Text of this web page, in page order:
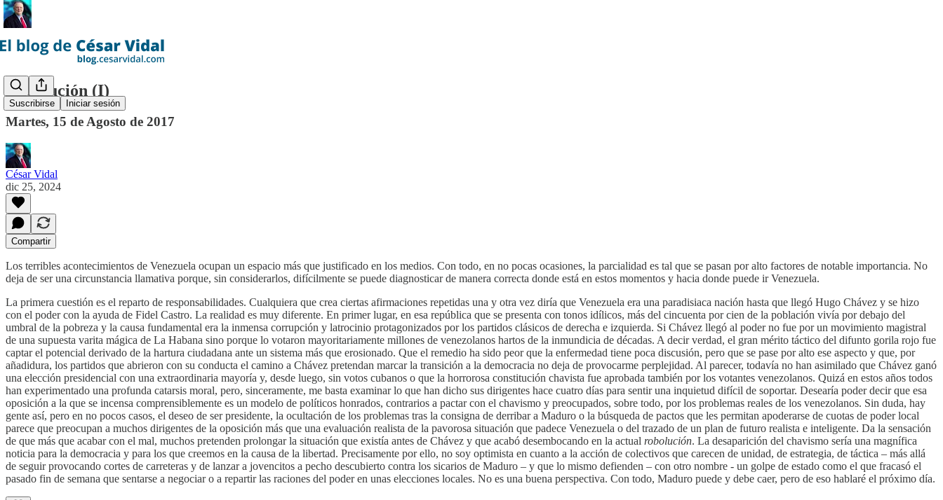
Suscribirse Iniciar sesión
Robolución (I)
Martes, 15 de Agosto de 2017
César Vidal
dic 25, 2024
Compartir
Los terribles acontecimientos de Venezuela ocupan un espacio más que justificado en los medios. Con todo, en no pocas ocasiones, la parcialidad es tal que se pasan por alto factores de notable importancia. No
deja de ser una circunstancia llamativa porque, sin considerarlos, difícilmente se puede diagnosticar de manera correcta donde está en estos momentos y hacia donde puede ir Venezuela.
La primera cuestión es el reparto de responsabilidades. Cualquiera que crea ciertas afirmaciones repetidas una y otra vez diría que Venezuela era una paradisiaca nación hasta que llegó Hugo Chávez y se hizo
con el poder con la ayuda de Fidel Castro. La realidad es muy diferente. En primer lugar, en esa república que se presenta con tonos idílicos, más del cincuenta por cien de la población vivía por debajo del
umbral de la pobreza y la causa fundamental era la inmensa corrupción y latrocinio protagonizados por los partidos clásicos de derecha e izquierda. Si Chávez llegó al poder no fue por un movimiento magistral
de una supuesta varita mágica de La Habana sino porque lo votaron mayoritariamente millones de venezolanos hartos de la inmundicia de décadas. A decir verdad, el gran mérito táctico del difunto gorila rojo fue
captar el potencial derivado de la hartura ciudadana ante un sistema más que erosionado. Que el remedio ha sido peor que la enfermedad tiene poca discusión, pero que se pase por alto ese aspecto y que, por
añadidura, los partidos que abrieron con su conducta el camino a Chávez pretendan marcar la transición a la democracia no deja de provocarme perplejidad. Al parecer, todavía no han asimilado que Chávez ganó
una elección presidencial con una extraordinaria mayoría y, desde luego, sin votos cubanos o que la horrorosa constitución chavista fue aprobada también por los votantes venezolanos. Quizá en estos años todos
han experimentado una profunda catarsis moral, pero, sinceramente, me basta examinar lo que han dicho sus dirigentes hace cuatro días para sentir una inquietud difícil de soportar. Desearía poder decir que esa
oposición a la que se incensa comprensiblemente es un modelo de políticos honrados, contrarios a pactar con el chavismo y preocupados, sobre todo, por los problemas reales de los venezolanos. Sin duda, hay
gente así, pero en no pocos casos, el deseo de ser presidente, la ocultación de los problemas tras la consigna de derribar a Maduro o la búsqueda de pactos que les permitan apoderarse de cuotas de poder local
parece que preocupan a muchos dirigentes de la oposición más que una evaluación realista de la pavorosa situación que padece Venezuela o del trazado de un plan de futuro realista e inteligente. Da la sensación
de que más que acabar con el mal, muchos pretenden prolongar la situación que existía antes de Chávez y que acabó desembocando en la actual robolución. La desaparición del chavismo sería una magnífica
noticia para la democracia y para los que creemos en la causa de la libertad. Precisamente por ello, no soy optimista en cuanto a la acción de colectivos que carecen de unidad, de estrategia, de táctica – más allá
de seguir provocando cortes de carreteras y de lanzar a jovencitos a pecho descubierto contra los sicarios de Maduro – y que lo mismo defienden – con otro nombre - un golpe de estado como el que fracasó el
pasado fin de semana que sentarse a negociar o a repartir las raciones del poder en unas elecciones locales. No es una buena perspectiva. Con todo, Maduro puede y debe caer, pero de eso hablaré el próximo día.